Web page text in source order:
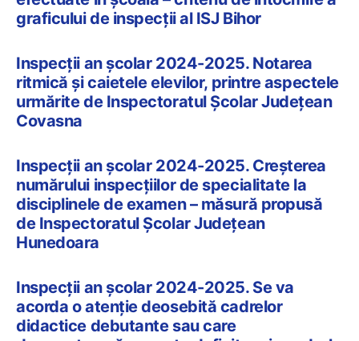
graficului de inspecții al ISJ Bihor
Inspecții an școlar 2024-2025. Notarea
ritmică și caietele elevilor, printre aspectele
urmărite de Inspectoratul Școlar Județean
Covasna
Inspecții an școlar 2024-2025. Creșterea
numărului inspecțiilor de specialitate la
disciplinele de examen – măsură propusă
de Inspectoratul Școlar Județean
Hunedoara
Inspecții an școlar 2024-2025. Se va
acorda o atenție deosebită cadrelor
didactice debutante sau care